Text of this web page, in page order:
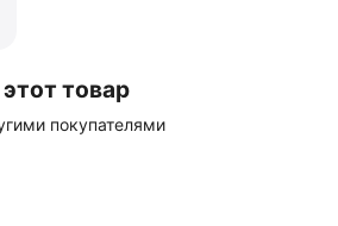
товар
покупателями